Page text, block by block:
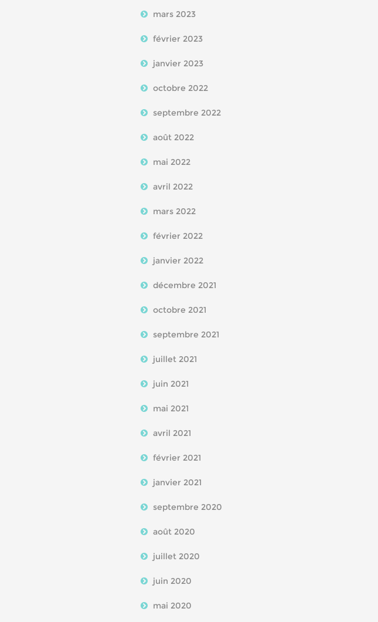
mars 2023
février 2023
janvier 2023
octobre 2022
septembre 2022
août 2022
mai 2022
avril 2022
mars 2022
février 2022
janvier 2022
décembre 2021
octobre 2021
septembre 2021
juillet 2021
juin 2021
mai 2021
avril 2021
février 2021
janvier 2021
septembre 2020
août 2020
juillet 2020
juin 2020
mai 2020